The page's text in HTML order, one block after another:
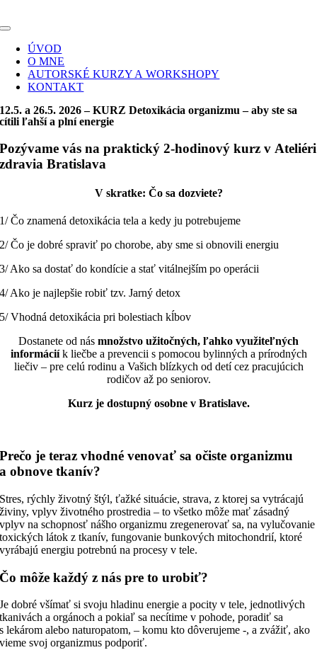
to
Toggle
Navigation
ÚVOD
O MNE
AUTORSKÉ KURZY A WORKSHOPY
KONTAKT
12.5. a 26.5. 2026 – KURZ Detoxikácia organizmu – aby ste sa
cítili ľahší a plní energie
Pozývame vás na praktický 2-hodinový kurz v Ateliéri
zdravia Bratislava
V skratke: Čo sa dozviete?
1/ Čo znamená detoxikácia tela a kedy ju potrebujeme
2/ Čo je dobré spraviť po chorobe, aby sme si obnovili energiu
3/ Ako sa dostať do kondície a stať vitálnejším po operácii
4/ Ako je najlepšie robiť tzv. Jarný detox
5/ Vhodná detoxikácia pri bolestiach kĺbov
Dostanete od nás množstvo užitočných, ľahko využiteľných
informáciík liečbe a prevencii s pomocou bylinných a prírodných
liečiv – pre celú rodinu a Vašich blízkych od detí cez pracujúcich
rodičov až po seniorov.
Kurz je dostupný osobne v Bratislave.
Prečo je teraz vhodné venovať sa očiste organizmu
a obnove tkanív?
Stres, rýchly životný štýl, ťažké situácie, strava, z ktorej sa vytrácajú
živiny, vplyv životného prostredia – to všetko môže mať zásadný
vplyv na schopnosť nášho organizmu zregenerovať sa, na vylučovanie
toxických látok z tkanív, fungovanie bunkových mitochondrií, ktoré
vyrábajú energiu potrebnú na procesy v tele.
Čo môže každý z nás pre to urobiť?
Je dobré všímať si svoju hladinu energie a pocity v tele, jednotlivých
tkanivách a orgánoch a pokiaľ sa necítime v pohode, poradiť sa
s lekárom alebo naturopatom, – komu kto dôverujeme -, a zvážiť, ako
vieme svoj organizmus podporiť.